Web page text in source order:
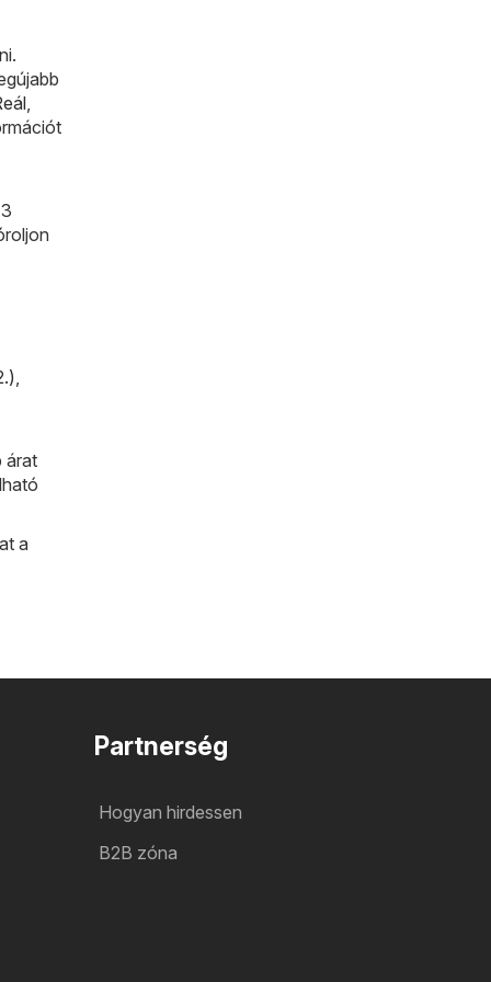
árat
a
Partnerség
Hogyan hirdessen
B2B zóna